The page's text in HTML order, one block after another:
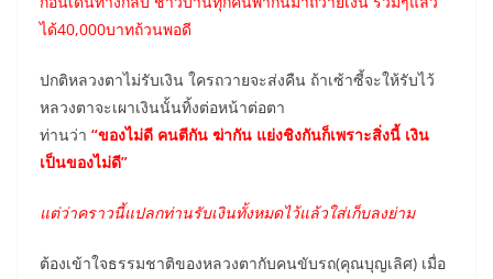
ได้40,000บาทถ้วนพอดี
ปกติหลวงตาไม่รับเงิน ใครถวายจะส่งคืน ถ้าเซ้าซี้จะให้รับไว้
หลวงตาจะเผาเงินนั้นทิ้งต่อหน้าต่อตา
ท่านว่า “ของไม่ดี คนตีกัน ฆ่ากัน แย่งชิงกันก็เพราะสิ่งนี้ เงิน
เป็นของไม่ดี”
แต่ว่าคราวนี้แปลกท่านรับเงินทั้งหมดไว้แล้วใส่เก็บลงย่าม
ต้องเข้าใจธรรมชาติของหลวงตากับคนขับรถ(คุณบุญเลิศ) เมื่อ